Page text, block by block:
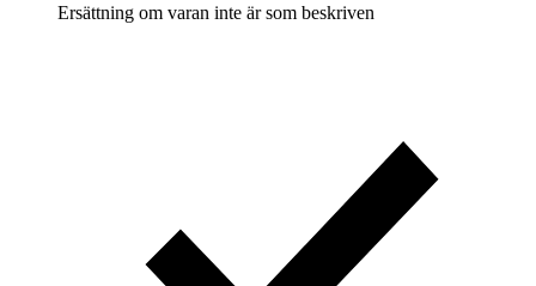
Ersättning om varan inte är som beskriven